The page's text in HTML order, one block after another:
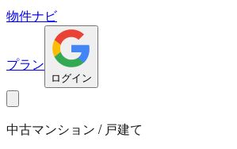
物件ナビ
プラン
ログイン
中古マンション / 戸建て